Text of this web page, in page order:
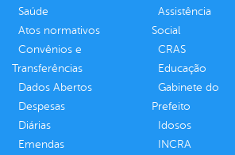
Saúde
Atos normativos
Convênios e
Transferências
Dados Abertos
Despesas
Diárias
Emendas
Assistência
Social
CRAS
Educação
Gabinete do
Prefeito
Idosos
INCRA